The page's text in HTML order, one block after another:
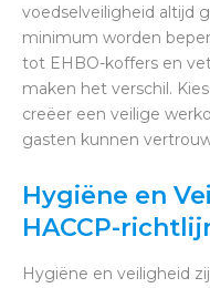
voedselveiligheid altijd
minimum worden
tot EHBO-koffers en
maken het verschil.
creëer een veilige
gasten kunnen
Hygiëne en
HACCP-
Hygiëne en veiligheid